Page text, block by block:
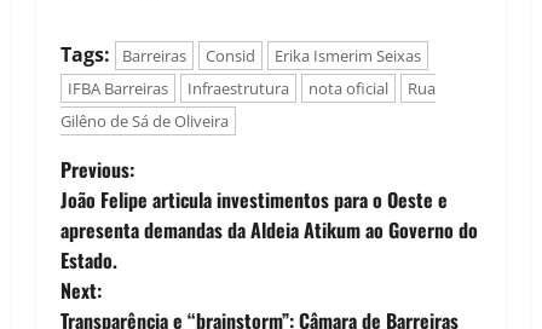
Tags: Barreiras Consid
Erika Ismerim Seixas
IFBA Barreiras
Infraestrutura nota oficial
Rua
Gilêno de Sá de Oliveira
P
o
s
Previous:
João Felipe articula investimentos para o Oeste e
apresenta demandas da Aldeia Atikum ao Governo do
Estado.
Next:
Transparência e “brainstorm”: Câmara de Barreiras